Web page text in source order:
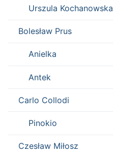
Urszula Kochanowska
Bolesław Prus
Anielka
Antek
Carlo Collodi
Pinokio
Czesław Miłosz